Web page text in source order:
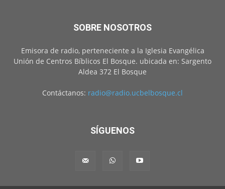
SOBRE NOSOTROS
Emisora de radio, perteneciente a la Iglesia Evangélica
Unión de Centros Bíblicos El Bosque. ubicada en: Sargento
Aldea 372 El Bosque
Contáctanos: radio@radio.ucbelbosque.cl
SÍGUENOS